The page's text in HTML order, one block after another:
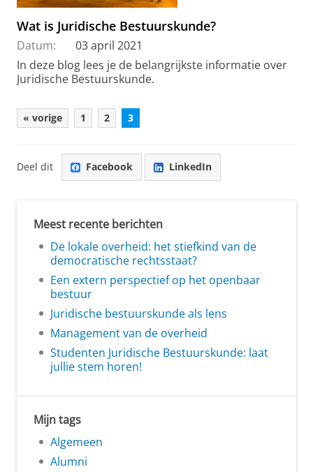
Wat is Juridische Bestuurskunde?
Datum:
03 april 2021
In deze blog lees je de belangrijkste informatie over
Juridische Bestuurskunde.
« vorige 1 2 3
Deel dit Facebook LinkedIn
Meest recente berichten
De lokale overheid: het stiefkind van de
democratische rechtsstaat?
Een extern perspectief op het openbaar
bestuur
Juridische bestuurskunde als lens
Management van de overheid
Studenten Juridische Bestuurskunde: laat
jullie stem horen!
Mijn tags
Algemeen
Alumni